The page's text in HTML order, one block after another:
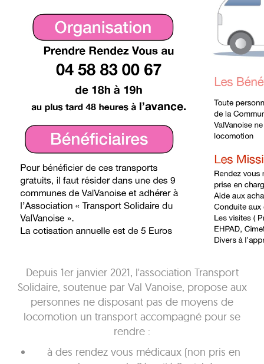
Depuis 1er janvier 2021, l'association Transport
Solidaire, soutenue par Val Vanoise, propose aux
personnes ne disposant pas de moyens de
locomotion un transport accompagné pour se
rendre :
à des rendez vous médicaux (non pris en